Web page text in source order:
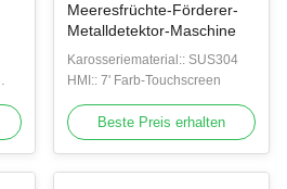
Meeresfrüchte-Förderer-
Metalldetektor-Maschine
Karosseriematerial:: SUS304
HMI:: 7' Farb-Touchscreen
Beste Preis erhalten